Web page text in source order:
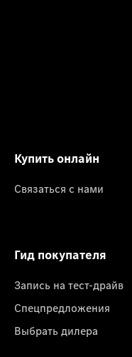
Купить онлайн
Связаться с нами
Гид покупателя
Запись на тест-драйв
Спецпредложения
Выбрать дилера